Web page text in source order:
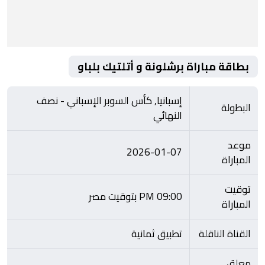
بطاقة مباراة برشلونة و أتلتيك بلباو
البطولة إسبانيا, كأس السوبر الإسباني - نصف
النهائي
موعد
المباراة
2026-01-07
توقيت
المباراة
09:00 PM بتوقيت مصر
القناة الناقلة
تطبيق ثمانية